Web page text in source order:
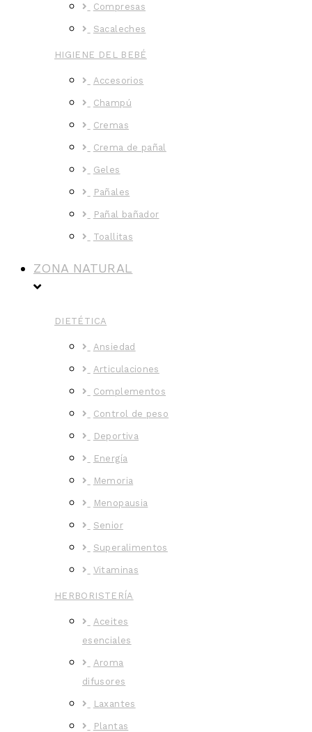
Compresas
Sacaleches
HIGIENE DEL BEBÉ
Accesorios
Champú
Cremas
Crema de pañal
Geles
Pañales
Pañal bañador
Toallitas
ZONA NATURAL
DIETÉTICA
Ansiedad
Articulaciones
Complementos
Control de peso
Deportiva
Energía
Memoria
Menopausia
Senior
Superalimentos
Vitaminas
HERBORISTERÍA
Aceites
esenciales
Aroma
difusores
Laxantes
Plantas